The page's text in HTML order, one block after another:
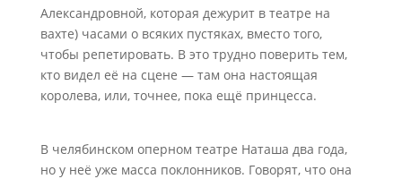
Александровной, которая дежурит в театре на
вахте) часами о всяких пустяках, вместо того,
чтобы репетировать. В это трудно поверить тем,
кто видел её на сцене — там она настоящая
королева, или, точнее, пока ещё принцесса.
В челябинском оперном театре Наташа два года,
но у неё уже масса поклонников. Говорят, что она